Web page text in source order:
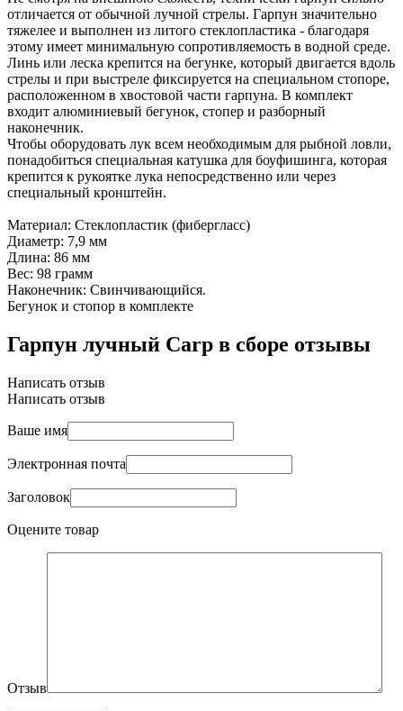
отличается от обычной лучной стрелы. Гарпун значительно
тяжелее и выполнен из литого стеклопластика - благодаря
этому имеет минимальную сопротивляемость в водной среде.
Линь или леска крепится на бегунке, который двигается вдоль
стрелы и при выстреле фиксируется на специальном стопоре,
расположенном в хвостовой части гарпуна. В комплект
входит алюминиевый бегунок, стопер и разборный
наконечник.
Чтобы оборудовать лук всем необходимым для рыбной ловли,
понадобиться специальная катушка для боуфишинга, которая
крепится к рукоятке лука непосредственно или через
специальный кронштейн.
Материал: Стеклопластик (фибергласс)
Диаметр: 7,9 мм
Длина: 86 мм
Вес: 98 грамм
Наконечник: Свинчивающийся.
Бегунок и стопор в комплекте
Гарпун лучный Carp в сборе отзывы
Написать отзыв
Написать отзыв
Ваше имя
Электронная почта
Заголовок
Оцените товар
Отзыв